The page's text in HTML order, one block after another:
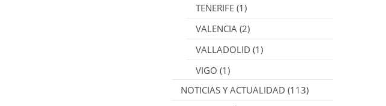
TENERIFE (1)
VALENCIA (2)
VALLADOLID (1)
VIGO (1)
NOTICIAS Y ACTUALIDAD (113)